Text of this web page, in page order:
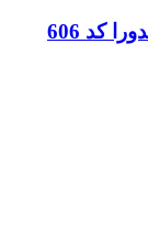
کد 606